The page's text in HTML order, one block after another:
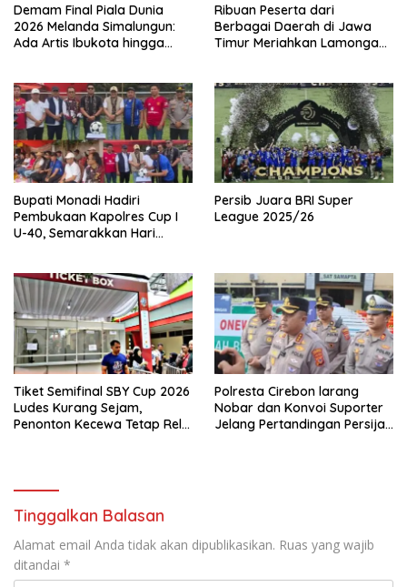
Demam Final Piala Dunia
2026 Melanda Simalungun:
Ada Artis Ibukota hingga
Ribuan Peserta dari
Berbagai Daerah di Jawa
Timur Meriahkan Lamongan
Bupati Monadi Hadiri
Pembukaan Kapolres Cup I
U-40, Semarakkan Hari
Persib Juara BRI Super
League 2025/26
Tiket Semifinal SBY Cup 2026
Ludes Kurang Sejam,
Penonton Kecewa Tetap Rela
Polresta Cirebon larang
Nobar dan Konvoi Suporter
Jelang Pertandingan Persija
Tinggalkan Balasan
Alamat email Anda tidak akan dipublikasikan. Ruas yang wajib
ditandai *